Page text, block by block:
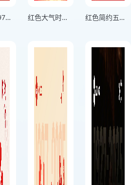
红色团魂97载风雨兼程横版八一建军节海报 红色大气时间峥嵘岁月八一建军节海报 红色简约五角星军魂永驻八一建军节海报